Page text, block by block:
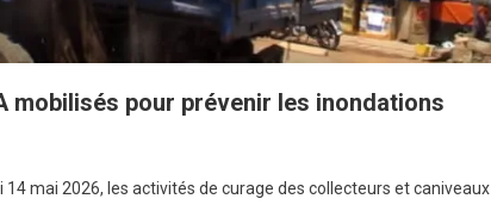
mobilisés pour prévenir les inondations
mai 2026, les activités de curage des collecteurs et caniveaux